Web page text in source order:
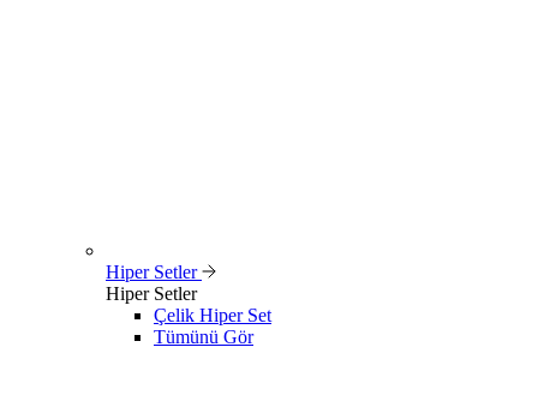
Hiper Setler
Hiper Setler
Çelik Hiper Set
Tümünü Gör